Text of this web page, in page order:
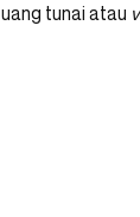
tunai atau